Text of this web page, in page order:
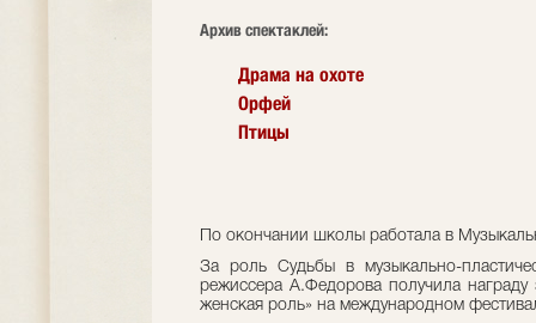
Архив спектаклей:
Драма на охоте
Орфей
Птицы
По окончании школы работала в
За роль Судьбы в музыкально-
режиссера А.Федорова получила
женская роль» на международном